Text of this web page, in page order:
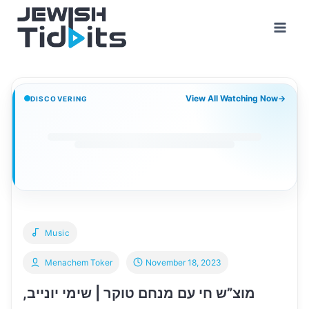
content
DISCOVERING View All Watching Now→
Music
מוצ”ש חי עם מנחם טוקר | שימי יונייב,
Menachem Toker November 18, 2023